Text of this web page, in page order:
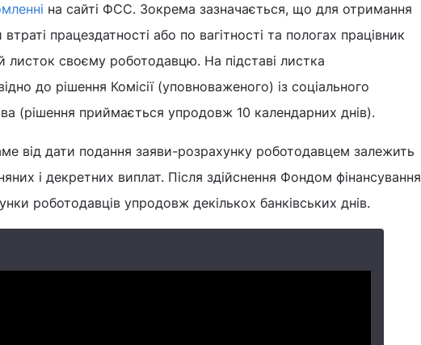
на сайті ФСС. Зокрема зазначається, що для отримання
працездатності або по вагітності та пологах працівник
листок своєму роботодавцю. На підставі листка
до рішення Комісії (уповноваженого) із соціального
(рішення приймається упродовж 10 календарних днів).
від дати подання заяви-розрахунку роботодавцем залежить
і декретних виплат. Після здійснення Фондом фінансування
роботодавців упродовж декількох банківських днів.